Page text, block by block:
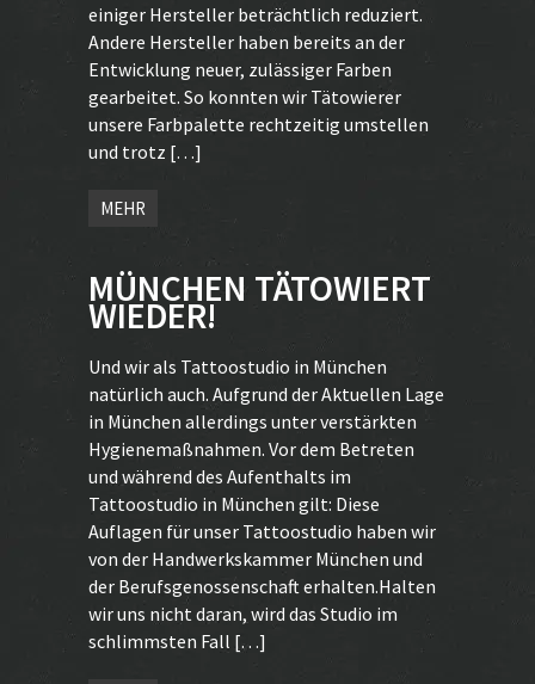
einiger Hersteller beträchtlich reduziert.
Andere Hersteller haben bereits an der
Entwicklung neuer, zulässiger Farben
gearbeitet. So konnten wir Tätowierer
unsere Farbpalette rechtzeitig umstellen
und trotz […]
MEHR
MÜNCHEN TÄTOWIERT
WIEDER!
Und wir als Tattoostudio in München
natürlich auch. Aufgrund der Aktuellen Lage
in München allerdings unter verstärkten
Hygienemaßnahmen. Vor dem Betreten
und während des Aufenthalts im
Tattoostudio in München gilt: Diese
Auflagen für unser Tattoostudio haben wir
von der Handwerkskammer München und
der Berufsgenossenschaft erhalten.Halten
wir uns nicht daran, wird das Studio im
schlimmsten Fall […]